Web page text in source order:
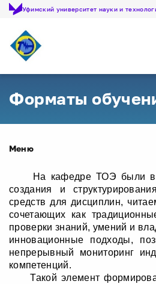
Уфимский университет науки и
Форматы
Меню
На кафедре ТОЭ были
создания и
средств для дисциплин,
сочетающих как
проверки знаний, умений и
инновационные подходы,
непрерывный мониторинг
компетенций.
Такой элемент